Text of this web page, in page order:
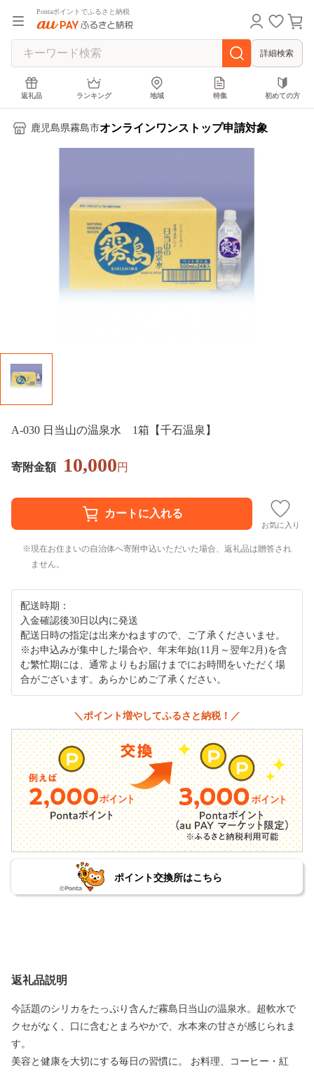
Pontaポイントでふるさと納税
詳細検索
返礼品 ランキング 地域 特集 初めての方
鹿児島県霧島市オンラインワンストップ申請対象
A-030 日当山の温泉水 1箱【千石温泉】
寄附金額 10,000円
お気に入り
現在お住まいの自治体へ寄附申込いただいた場合、返礼品は贈答され
ません。
配送時期：
入金確認後30日以内に発送
配送日時の指定は出来かねますので、ご了承くださいませ。
※お申込みが集中した場合や、年末年始(11月～翌年2月)を含
む繁忙期には、通常よりもお届けまでにお時間をいただく場
合がございます。あらかじめご了承ください。
＼ポイント増やしてふるさと納税！／
ポイント交換所はこちら
返礼品説明
今話題のシリカをたっぷり含んだ霧島日当山の温泉水。超軟水で
クセがなく、口に含むとまろやかで、水本来の甘さが感じられま
す。
美容と健康を大切にする毎日の習慣に。 お料理、コーヒー・紅